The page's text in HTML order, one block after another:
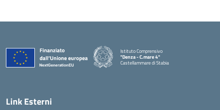
Istituto Comprensivo
"Denza - C.mare 4"
Castellammare di Stabia
Link Esterni